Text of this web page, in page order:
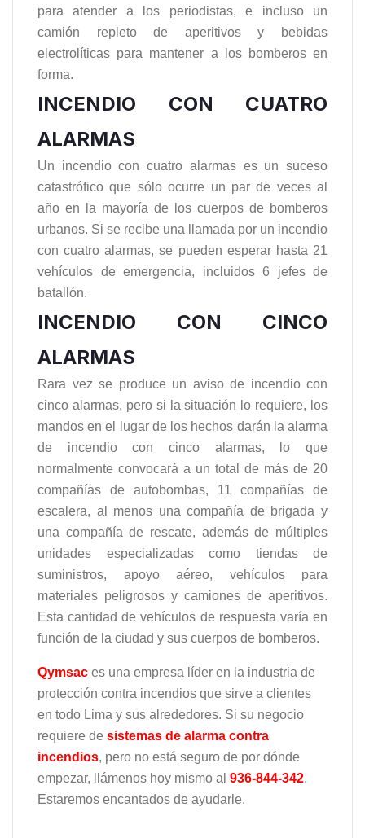
para atender a los periodistas, e incluso un
camión repleto de aperitivos y bebidas
electrolíticas para mantener a los bomberos en
forma.
INCENDIO CON CUATRO
ALARMAS
Un incendio con cuatro alarmas es un suceso
catastrófico que sólo ocurre un par de veces al
año en la mayoría de los cuerpos de bomberos
urbanos. Si se recibe una llamada por un incendio
con cuatro alarmas, se pueden esperar hasta 21
vehículos de emergencia, incluidos 6 jefes de
batallón.
INCENDIO CON CINCO
ALARMAS
Rara vez se produce un aviso de incendio con
cinco alarmas, pero si la situación lo requiere, los
mandos en el lugar de los hechos darán la alarma
de incendio con cinco alarmas, lo que
normalmente convocará a un total de más de 20
compañías de autobombas, 11 compañías de
escalera, al menos una compañía de brigada y
una compañía de rescate, además de múltiples
unidades especializadas como tiendas de
suministros, apoyo aéreo, vehículos para
materiales peligrosos y camiones de aperitivos.
Esta cantidad de vehículos de respuesta varía en
función de la ciudad y sus cuerpos de bomberos.
Qymsac es una empresa líder en la industria de
protección contra incendios que sirve a clientes
en todo Lima y sus alrededores. Si su negocio
requiere de sistemas de alarma contra
incendios, pero no está seguro de por dónde
empezar, llámenos hoy mismo al 936-844-342.
Estaremos encantados de ayudarle.